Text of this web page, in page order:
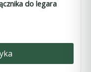
do legara